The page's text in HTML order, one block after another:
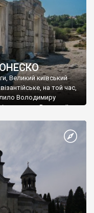
ЮНЕСКО
Великий київський
на той час,
Володимиру
Василю ІІ, та
християнином.
Таврійського